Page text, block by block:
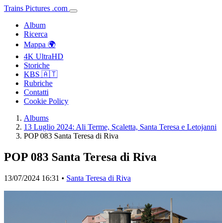
Trains Pictures .com
Album
Ricerca
Mappa 🌍
4K UltraHD
Storiche
KBS 🇦🇹
Rubriche
Contatti
Cookie Policy
Albums
13 Luglio 2024: Ali Terme, Scaletta, Santa Teresa e Letojanni
POP 083 Santa Teresa di Riva
POP 083 Santa Teresa di Riva
13/07/2024 16:31 • Santa Teresa di Riva